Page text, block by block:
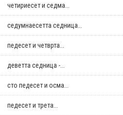
четириесет и седма...
седумнаесетта седница...
педесет и четврта...
деветта седница -...
сто педесет и осма...
педесет и трета...